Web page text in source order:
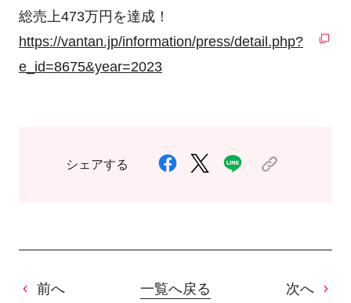
総売上473万円を達成！
https://vantan.jp/information/press/detail.php?
e_id=8675&year=2023
シェアする
前へ 一覧へ戻る 次へ